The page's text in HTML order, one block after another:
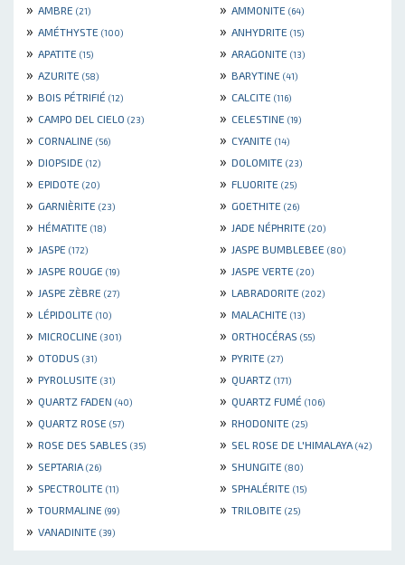
» AMBRE (21) » AMMONITE (64)
» AMÉTHYSTE (100) » ANHYDRITE (15)
» APATITE (15) » ARAGONITE (13)
» AZURITE (58) » BARYTINE (41)
» BOIS PÉTRIFIÉ (12) » CALCITE (116)
» CAMPO DEL CIELO (23) » CELESTINE (19)
» CORNALINE (56) » CYANITE (14)
» DIOPSIDE (12) » DOLOMITE (23)
» EPIDOTE (20) » FLUORITE (25)
» GARNIÈRITE (23) » GOETHITE (26)
» HÉMATITE (18) » JADE NÉPHRITE (20)
» JASPE (172) » JASPE BUMBLEBEE (80)
» JASPE ROUGE (19) » JASPE VERTE (20)
» JASPE ZÈBRE (27) » LABRADORITE (202)
» LÉPIDOLITE (10) » MALACHITE (13)
» MICROCLINE (301) » ORTHOCÉRAS (55)
» OTODUS (31) » PYRITE (27)
» PYROLUSITE (31) » QUARTZ (171)
» QUARTZ FADEN (40) » QUARTZ FUMÉ (106)
» QUARTZ ROSE (57) » RHODONITE (25)
» ROSE DES SABLES (35) » SEL ROSE DE L'HIMALAYA (42)
» SEPTARIA (26) » SHUNGITE (80)
» SPECTROLITE (11) » SPHALÉRITE (15)
» TOURMALINE (99) » TRILOBITE (25)
» VANADINITE (39)